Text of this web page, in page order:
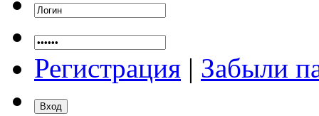
Регистрация | Забыли